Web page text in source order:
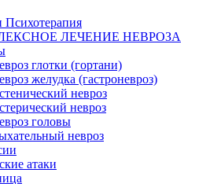
Психотерапия
ЛЕЧЕНИЕ НЕВРОЗА
глотки (гортани)
желудка (гастроневроз)
невроз
невроз
головы
невроз
атаки